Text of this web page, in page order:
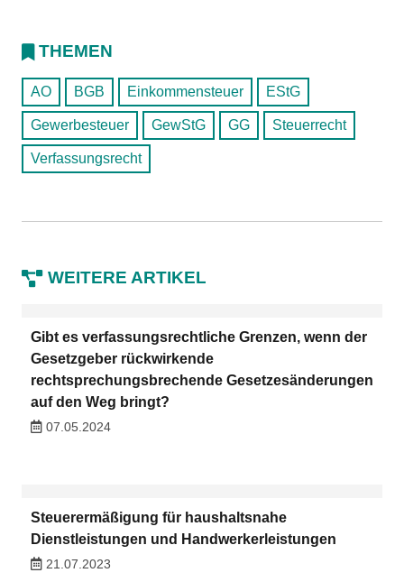
THEMEN
AO BGB Einkommensteuer EStG
Gewerbesteuer GewStG GG Steuerrecht
Verfassungsrecht
WEITERE ARTIKEL
Gibt es verfassungsrechtliche Grenzen, wenn der
Gesetzgeber rückwirkende
rechtsprechungsbrechende Gesetzesänderungen
auf den Weg bringt?
07.05.2024
Steuerermäßigung für haushaltsnahe
Dienstleistungen und Handwerkerleistungen
21.07.2023